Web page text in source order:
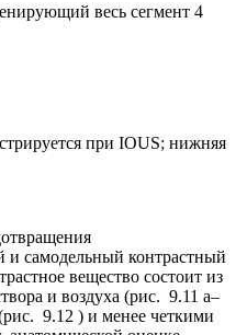
весь сегмент 4
при IOUS; нижняя
и самодельный контрастный
вещество состоит из
и воздуха (рис. 9.11 а–
9.12 ) и менее четкими